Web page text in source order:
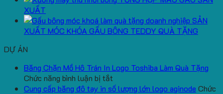
XUẤT
SẢN
XUẤT MÓC KHÓA GẤU BÔNG TEDDY QUÀ TẶNG
DỰ ÁN
Băng Chặn Mồ Hô Trán In Logo Toshiba Làm Quà Tặng
Chức năng bình luận bị tắt
Băng
Cung cấp băng đô tay in số lượng lớn logo aginode Chức